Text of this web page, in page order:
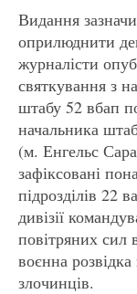
Видання
оприлюднити
журналісти
святкування з
штабу 52 вбап
начальника
(м. Енгельс
зафіксовані
підрозділів 22
дивізії
повітряних сил
воєнна
злочинців.